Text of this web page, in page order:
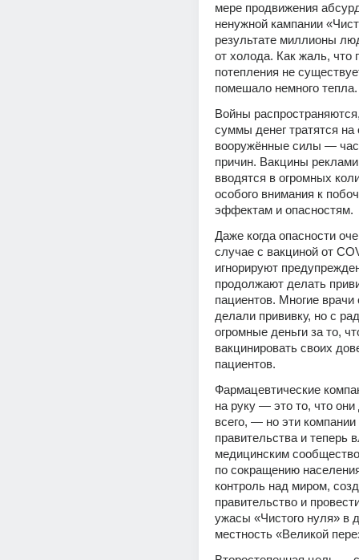
мере продвижения
ненужной кампании
результате миллионы
от холода. Как жаль, что
потепления не
помешало немного тепла.
Войны
суммы денег тратятся на
вооружённые силы —
причин. Вакцины
вводятся в огромных
особого внимания к
эффектам и опасностям.
Даже когда опасности
случае с вакциной от
игнорируют
продолжают делать
пациентов. Многие врачи
делали прививку, но с
огромные деньги за то,
вакцинировать своих
пациентов.
Фармацевтические
на руку — это то, что
всего, — но эти
правительства и теперь
медицинским
по сокращению
контроль над миром,
правительство и
ужасы «Чистого нуля» в
местность «Великой